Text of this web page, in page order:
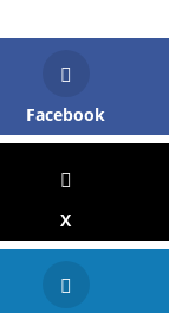
Facebook
X